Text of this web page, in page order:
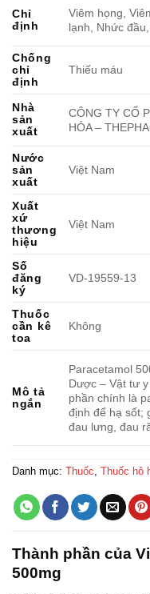
Chỉ
định
Viêm họng,
lạnh, Nhức
Chống
chỉ
định
Thiếu máu
Nhà
sản
xuất
CÔNG TY CỔ
HÓA –
Nước
sản
xuất
Việt Nam
Xuất
xứ
thương
hiệu
Việt Nam
Số
đăng
ký
VD-19559-13
Thuốc
cần kê
toa
Không
Mô tả
ngắn
Paracetamol
Dược – Vật tư
phần chính là
định để hạ sốt;
đau lưng, đau
Danh mục: Thuốc Thuốc hô
Thành phần của
500mg